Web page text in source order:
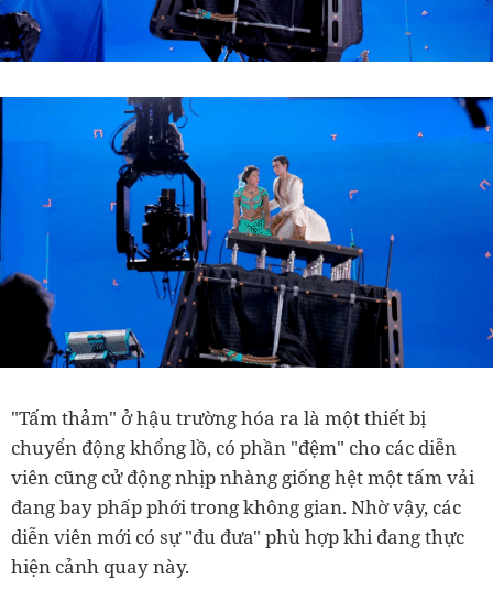
"Tấm thảm" ở hậu trường hóa ra là một thiết bị
chuyển động khổng lồ, có phần "đệm" cho các diễn
viên cũng cử động nhịp nhàng giống hệt một tấm vải
đang bay phấp phới trong không gian. Nhờ vậy, các
diễn viên mới có sự "đu đưa" phù hợp khi đang thực
hiện cảnh quay này.